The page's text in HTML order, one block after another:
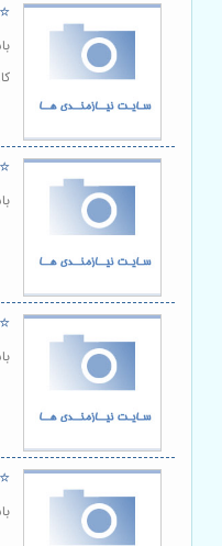
⭐️ 7 نکته مهم
⭐️
⭐️ 5 دلیل برای انتخاب
⭐️ 10 مشخصه برتر